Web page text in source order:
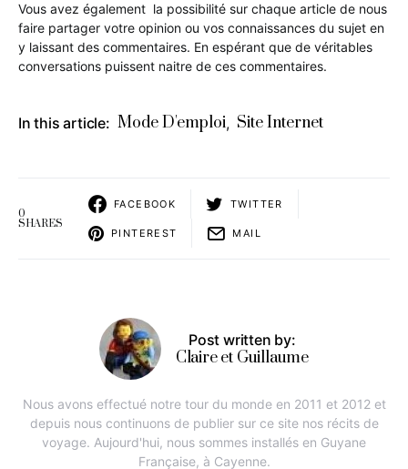
Vous avez également la possibilité sur chaque article de nous
faire partager votre opinion ou vos connaissances du sujet en
y laissant des commentaires. En espérant que de véritables
conversations puissent naitre de ces commentaires.
In this article: Mode D'emploi, Site Internet
0
SHARES
FACEBOOK TWITTER
PINTEREST MAIL
Post written by:
Claire et Guillaume
Nous avons effectué notre tour du monde en 2011 et 2012 et
depuis nous continuons de publier sur ce site nos récits de
voyage. Aujourd'hui, nous sommes installés en Guyane
Française, à Cayenne.